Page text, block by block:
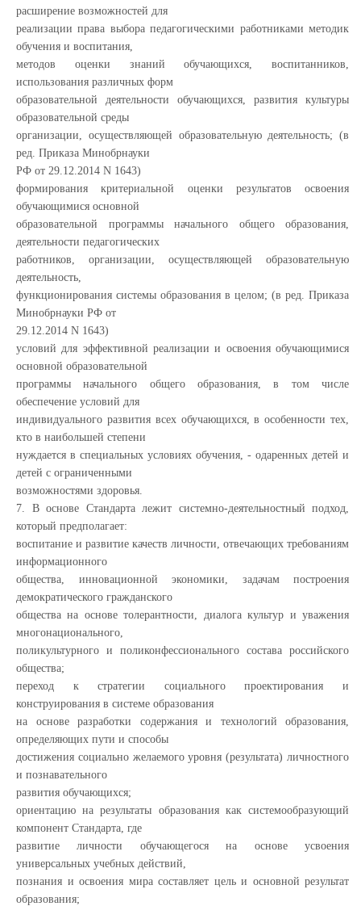
расширение возможностей для
реализации права выбора педагогическими работниками методик
обучения и воспитания,
методов оценки знаний обучающихся, воспитанников,
использования различных форм
образовательной деятельности обучающихся, развития культуры
образовательной среды
организации, осуществляющей образовательную деятельность; (в
ред. Приказа Минобрнауки
РФ от 29.12.2014 N 1643)
формирования критериальной оценки результатов освоения
обучающимися основной
образовательной программы начального общего образования,
деятельности педагогических
работников, организации, осуществляющей образовательную
деятельность,
функционирования системы образования в целом; (в ред. Приказа
Минобрнауки РФ от
29.12.2014 N 1643)
условий для эффективной реализации и освоения обучающимися
основной образовательной
программы начального общего образования, в том числе
обеспечение условий для
индивидуального развития всех обучающихся, в особенности тех,
кто в наибольшей степени
нуждается в специальных условиях обучения, - одаренных детей и
детей с ограниченными
возможностями здоровья.
7. В основе Стандарта лежит системно-деятельностный подход,
который предполагает:
воспитание и развитие качеств личности, отвечающих требованиям
информационного
общества, инновационной экономики, задачам построения
демократического гражданского
общества на основе толерантности, диалога культур и уважения
многонационального,
поликультурного и поликонфессионального состава российского
общества;
переход к стратегии социального проектирования и
конструирования в системе образования
на основе разработки содержания и технологий образования,
определяющих пути и способы
достижения социально желаемого уровня (результата) личностного
и познавательного
развития обучающихся;
ориентацию на результаты образования как системообразующий
компонент Стандарта, где
развитие личности обучающегося на основе усвоения
универсальных учебных действий,
познания и освоения мира составляет цель и основной результат
образования;